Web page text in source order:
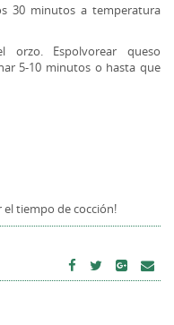
30 minutos a temperatura
orzo. Espolvorear queso
5-10 minutos o hasta que
el tiempo de cocción!